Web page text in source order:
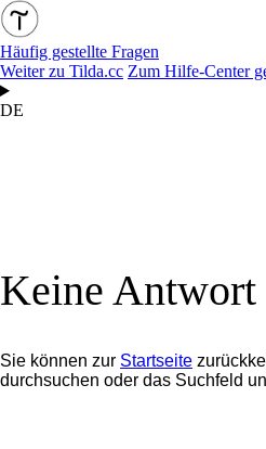
Häufig gestellte Fragen
Weiter zu Tilda.cc Zum Hilfe-Center
DE
Keine Antwort
Sie können zur Startseite
durchsuchen oder das Suchfeld